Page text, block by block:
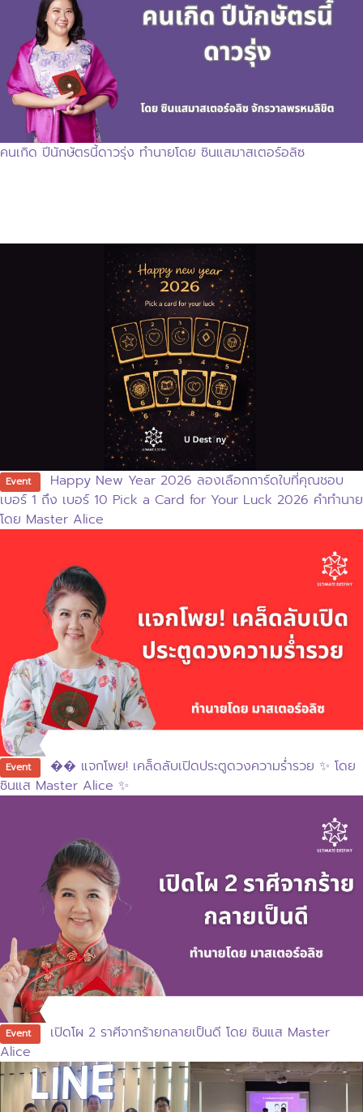
คนเกิด ปีนักษัตรนี้ดาวรุ่ง ทำนายโดย ซินแสมาสเตอร์อลิซ
Event
Happy New Year 2026 ลองเลือกการ์ดใบที่คุณชอบ
เบอร์ 1 ถึง เบอร์ 10 Pick a Card for Your Luck 2026 คำทำนาย
โดย Master Alice
Event
�� แจกโพย! เคล็ดลับเปิดประตูดวงความร่ำรวย ✨ โดย
ซินแส Master Alice ✨
Event
เปิดโผ 2 ราศีจากร้ายกลายเป็นดี โดย ซินแส Master
Alice